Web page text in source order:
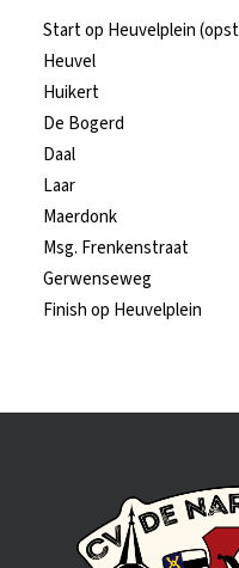
Start op Heuvelplein
Heuvel
Huikert
De Bogerd
Daal
Laar
Maerdonk
Msg. Frenkenstraat
Gerwenseweg
Finish op Heuvelplein